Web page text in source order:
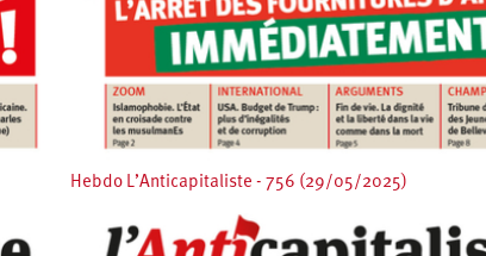
Hebdo L’Anticapitaliste - 756 (29/05/2025)